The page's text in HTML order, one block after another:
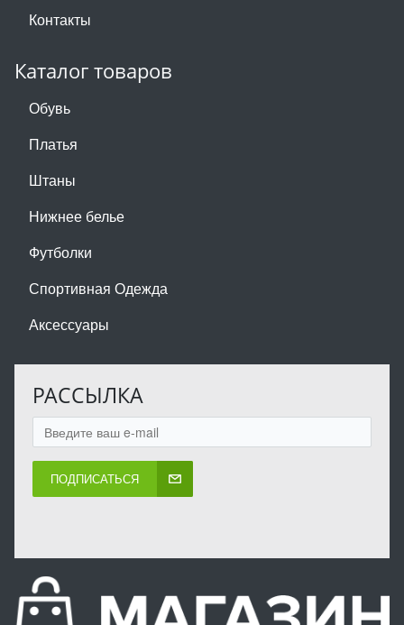
Контакты
Каталог товаров
Обувь
Платья
Штаны
Нижнее белье
Футболки
Спортивная Одежда
Аксессуары
РАССЫЛКА
ПОДПИСАТЬСЯ